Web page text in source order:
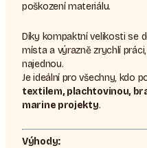
poškození materiálu.
Díky kompaktní velikosti se
místa a výrazně zrychlí
najednou.
Je ideální pro všechny, kdo
textilem, plachtovinou,
marine projekty.
Výhody: